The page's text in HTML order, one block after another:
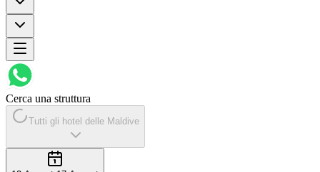
Cerca una struttura
Tutti gli hotel delle Maldive